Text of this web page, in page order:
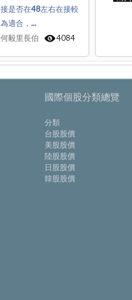
接是否在48左右在接較
為適合，...
何毅里長伯
4084
國際個股分類總覽
分類
台股股價
美股股價
陸股股價
日股股價
韓股股價